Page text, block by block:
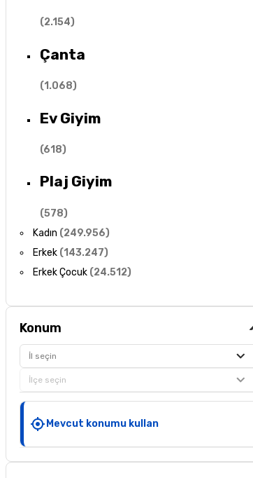
(2.154)
Çanta
(1.068)
Ev Giyim
(618)
Plaj Giyim
(578)
Kadın (249.956)
Erkek (143.247)
Erkek Çocuk (24.512)
Konum
İl seçin
İlçe seçin
Mevcut konumu kullan